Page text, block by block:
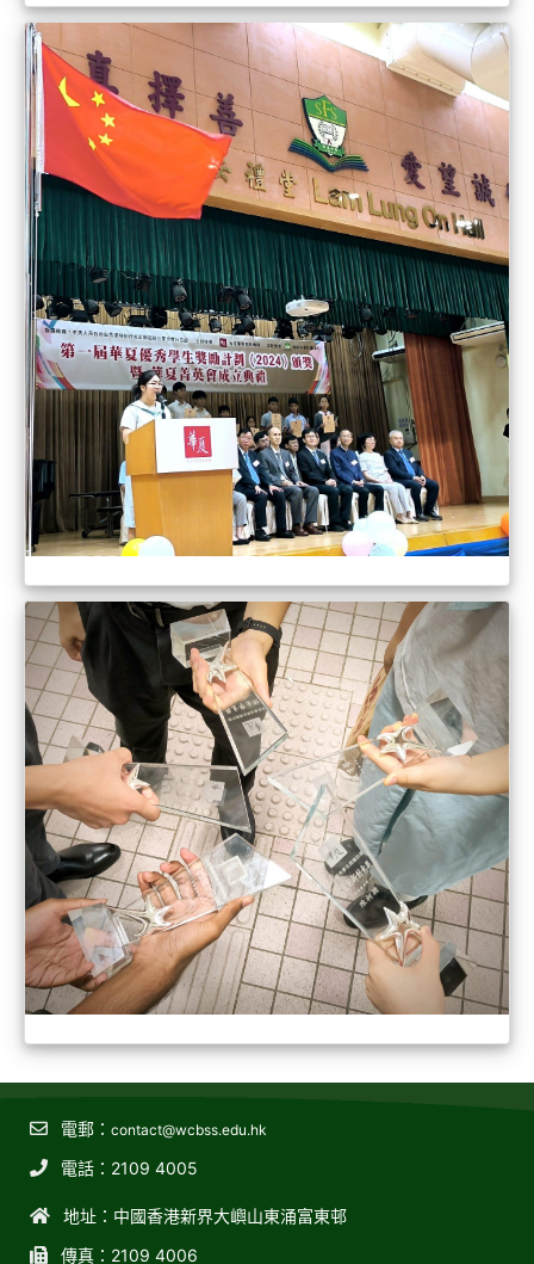
電郵： contact@wcbss.edu.hk
電話：2109 4005
地址：中國香港新界大嶼山東涌富東邨
傳真：2109 4006